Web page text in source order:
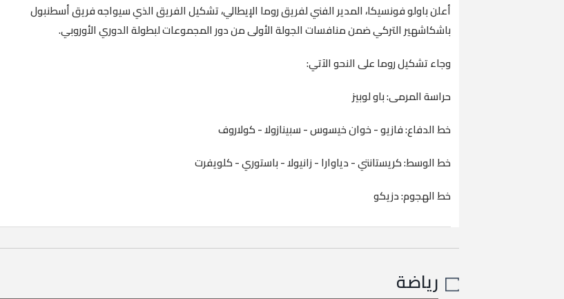
أعلن باولو فونسيكا، المدير الفني لفريق روما الإيطالي، تشكيل الفريق الذي سيواجه فريق أسطنبول
باشكاشهير التركي ضمن منافسات الجولة الأولى من دور المجموعات لبطولة الدوري الأوروبي.
وجاء تشكيل روما على النحو الآتي:
حراسة المرمى: باو لوبيز
خط الدفاع: فازيو - خوان خيسوس - سبينازولا - كولاروف
خط الوسط: كريستانتي - دياوارا - زانيولا - باستوري - كلويفرت
خط الهجوم: دزيكو
رياضة